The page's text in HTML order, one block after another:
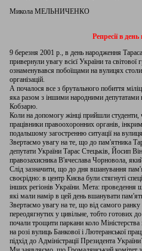
Микола МЕЛЬНИЧЕНКО
Репресії в
9 березня 2001 р., в день народження
привернули увагу всієї України та
ознаменувався побоїщами на вулицях
організацій.
А почалося все з брутального побиття
яка разом з іншими народними депутатами
Кобзарю.
Коли на допомогу жінці прийшли студенти,
працівники правоохоронних органів,
подальшому загостренню ситуації на
Звертаємо увагу на те, що до пам'ятника
депутати України Тарас Стецьків, Йосип
правозахисника В'ячеслава Чорновола,
Слід зазначити, що до дня вшанування
своєрідно: в центр Києва були стягнуті
інших регіонів України. Мета: проведення
які мали намір в цей день вшанувати
Звертаємо увагу на те, що від самого
переодягнутих у цивільне, тобто готових
почали трощити паркани коло
на розі вулиць Банкової і Лютеранської
підхід до Адміністрації Президента